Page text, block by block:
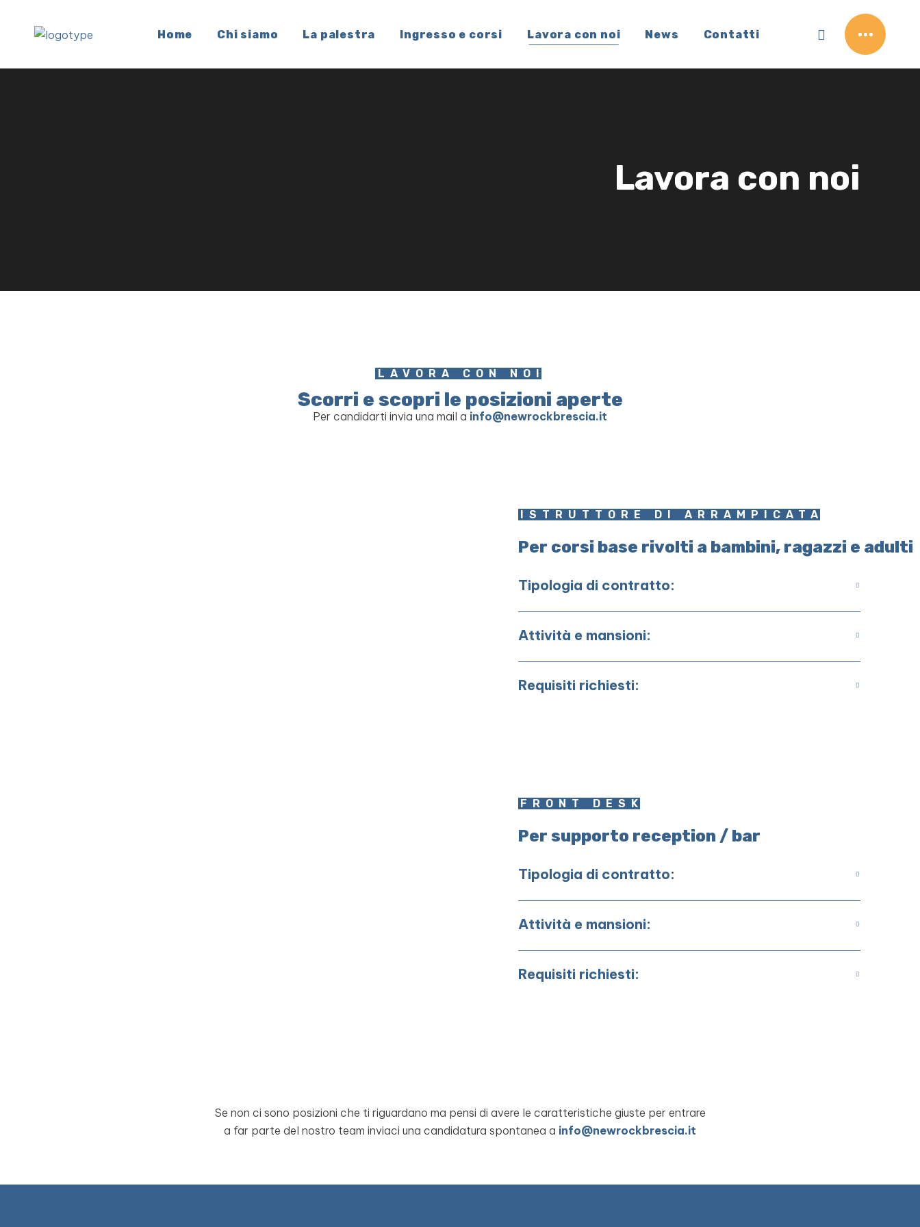
Home Chi siamo La palestra Ingresso e corsi Lavora con noi News Contatti
Lavora con noi
LAVORA CON NOI
Scorri e scopri le posizioni aperte
Per candidarti invia una mail a info@newrockbrescia.it
ISTRUTTORE DI ARRAMPICATA
Per corsi base rivolti a bambini, ragazzi e adulti
Tipologia di contratto:
Attività e mansioni:
Requisiti richiesti:
FRONT DESK
Per supporto reception / bar
Tipologia di contratto:
Attività e mansioni:
Requisiti richiesti:
Se non ci sono posizioni che ti riguardano ma pensi di avere le caratteristiche giuste per entrare
a far parte del nostro team inviaci una candidatura spontanea a info@newrockbrescia.it